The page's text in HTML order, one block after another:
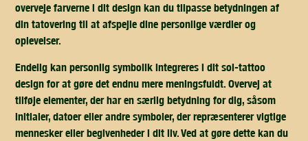
overveje farverne i dit design kan du tilpasse betydningen af
din tatovering til at afspejle dine personlige værdier og
oplevelser.
Endelig kan personlig symbolik integreres i dit sol-tattoo
design for at gøre det endnu mere meningsfuldt. Overvej at
tilføje elementer, der har en særlig betydning for dig, såsom
initialer, datoer eller andre symboler, der repræsenterer vigtige
mennesker eller begivenheder i dit liv. Ved at gøre dette kan du